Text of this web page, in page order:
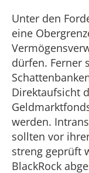
Unter den
eine
dürfen. Ferner
Direktaufsicht
werden.
sollten vor
streng geprüft
BlackRock